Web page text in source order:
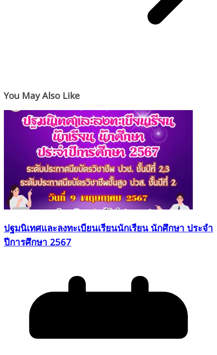
You May Also Like
ปฐมนิเทศและลงทะเบียนเรียนนักเรียน นักศึกษา ประจำ
ปีการศึกษา 2567